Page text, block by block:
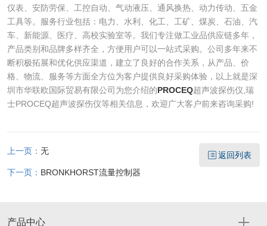
仪表、安防劳保、工控自动、气动液压、通风换热、动力传动、五金
工具等。服务行业包括：电力、水利、化工、工矿、煤炭、石油、汽
车、新能源、医疗、高校实验室等。我们专注做工业品供应链多年，
产品类别和品牌多样齐全，方便用户可以一站式采购。公司多年来不
断积极拓展和优化供应渠道，建立了良好的合作关系，从产品、价
格、物流、服务等方面全方位为客户提供良好采购体验，以上就是深
圳市华联欧国际贸易有限公司为您介绍的PROCEQ超声波探伤仪,瑞
士PROCEQ超声波探伤仪等相关信息，欢迎广大客户前来咨询采购!
上一页： 无
下一页： BRONKHORST流量控制器
返回列表
产品中心